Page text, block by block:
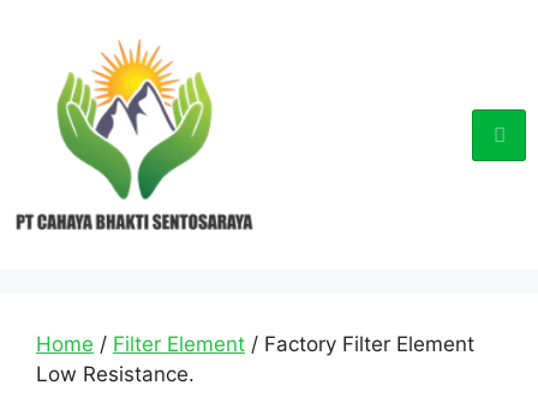
Home / Filter Element / Factory Filter Element
Low Resistance.